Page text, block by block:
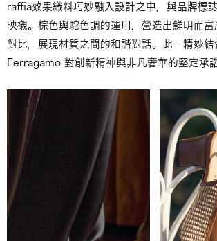
raffia效果織料巧妙融入設計之中，與品牌標
映襯。棕色與駝色調的運用，營造出鮮明而
對比，展現材質之間的和諧對話。此一精妙結
Ferragamo 對創新精神與非凡奢華的堅定承諾